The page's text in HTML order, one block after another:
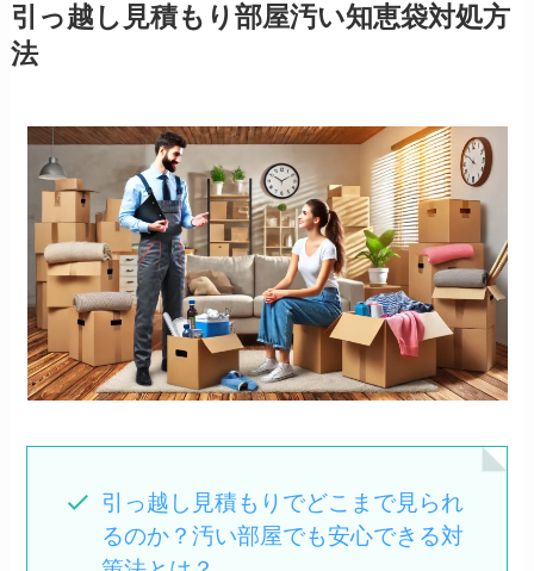
引っ越し見積もり部屋汚い知恵袋対処方
法
引っ越し見積もりでどこまで見られ
るのか？汚い部屋でも安心できる対